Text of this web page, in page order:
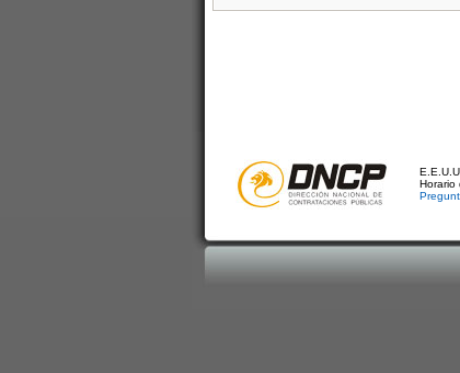
Horario